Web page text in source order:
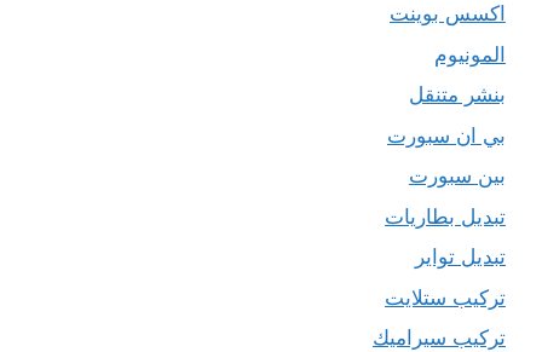
اكسس بوينت
المونيوم
بنشر متنقل
بي ان سبورت
بين سبورت
تبديل بطاريات
تبديل تواير
تركيب ستلايت
تركيب سيراميك